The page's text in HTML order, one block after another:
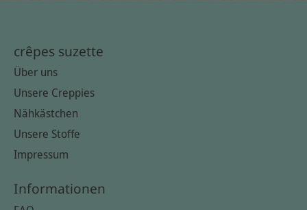
crêpes suzette
Über uns
Unsere Creppies
Nähkästchen
Unsere Stoffe
Impressum
Informationen